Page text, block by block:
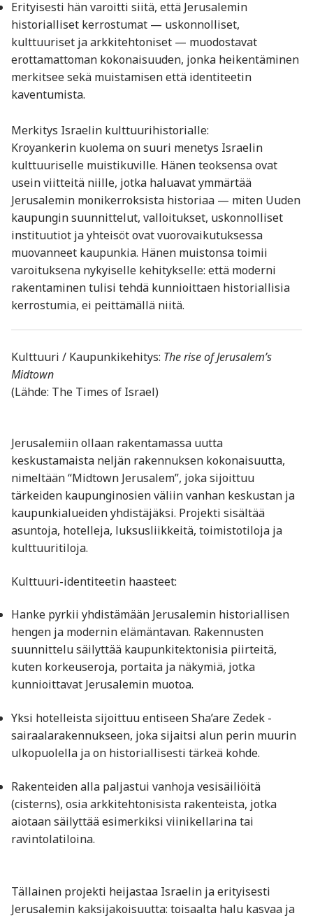
Erityisesti hän varoitti siitä, että Jerusalemin
historialliset kerrostumat — uskonnolliset,
kulttuuriset ja arkkitehtoniset — muodostavat
erottamattoman kokonaisuuden, jonka heikentäminen
merkitsee sekä muistamisen että identiteetin
kaventumista.
Merkitys Israelin kulttuurihistorialle:
Kroyankerin kuolema on suuri menetys Israelin
kulttuuriselle muistikuville. Hänen teoksensa ovat
usein viitteitä niille, jotka haluavat ymmärtää
Jerusalemin monikerroksista historiaa — miten Uuden
kaupungin suunnittelut, valloitukset, uskonnolliset
instituutiot ja yhteisöt ovat vuorovaikutuksessa
muovanneet kaupunkia. Hänen muistonsa toimii
varoituksena nykyiselle kehitykselle: että moderni
rakentaminen tulisi tehdä kunnioittaen historiallisia
kerrostumia, ei peittämällä niitä.
Kulttuuri / Kaupunkikehitys: The rise of Jerusalem’s
Midtown
(Lähde: The Times of Israel)
Jerusalemiin ollaan rakentamassa uutta
keskustamaista neljän rakennuksen kokonaisuutta,
nimeltään “Midtown Jerusalem”, joka sijoittuu
tärkeiden kaupunginosien väliin vanhan keskustan ja
kaupunkialueiden yhdistäjäksi. Projekti sisältää
asuntoja, hotelleja, luksusliikkeitä, toimistotiloja ja
kulttuuritiloja.
Kulttuuri-identiteetin haasteet:
Hanke pyrkii yhdistämään Jerusalemin historiallisen
hengen ja modernin elämäntavan. Rakennusten
suunnittelu säilyttää kaupunkitektonisia piirteitä,
kuten korkeuseroja, portaita ja näkymiä, jotka
kunnioittavat Jerusalemin muotoa.
Yksi hotelleista sijoittuu entiseen Sha’are Zedek -
sairaalarakennukseen, joka sijaitsi alun perin muurin
ulkopuolella ja on historiallisesti tärkeä kohde.
Rakenteiden alla paljastui vanhoja vesisäiliöitä
(cisterns), osia arkkitehtonisista rakenteista, jotka
aiotaan säilyttää esimerkiksi viinikellarina tai
ravintolatiloina.
Tällainen projekti heijastaa Israelin ja erityisesti
Jerusalemin kaksijakoisuutta: toisaalta halu kasvaa ja